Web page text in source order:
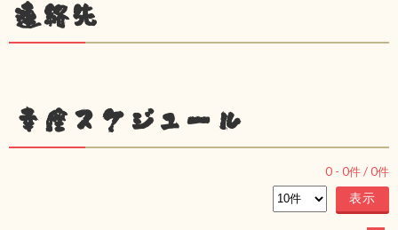
連絡先
幸座スケジュール
0 - 0件 /0件